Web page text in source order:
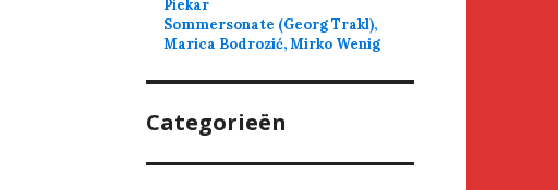
Piekar
Sommersonate (Georg Trakl),
Marica Bodrozić, Mirko Wenig
Categorieën